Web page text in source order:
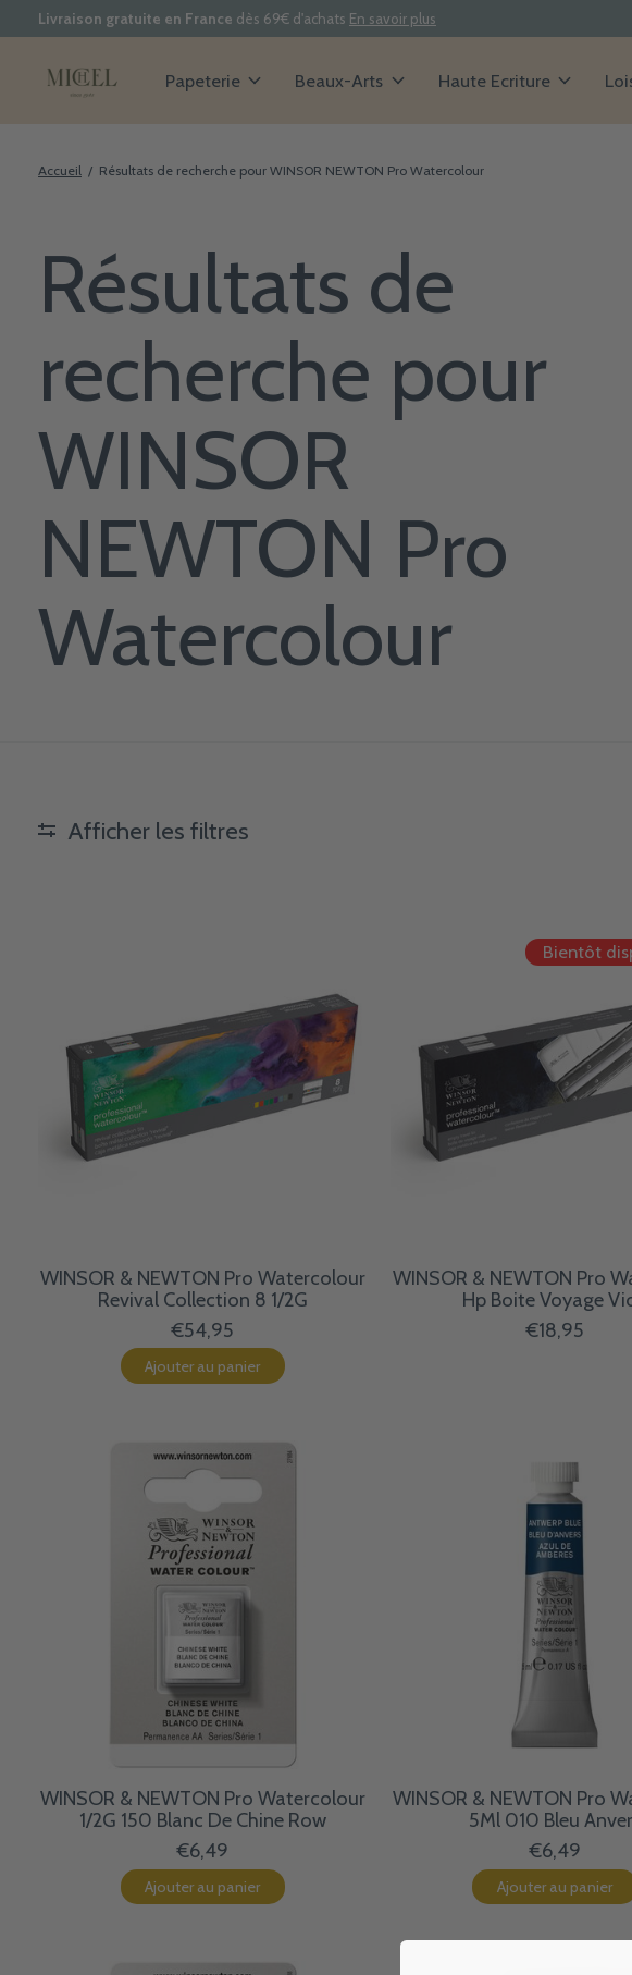
Livraison gratuite en France dès 69€ d'achats En savoir plus
Papeterie Beaux-Arts Haute Ecriture
Accueil / Résultats de recherche pour WINSOR NEWTON Pro Watercolour
Résultats de
recherche pour
WINSOR
NEWTON Pro
Watercolour
Afficher les filtres
WINSOR & NEWTON Pro Watercolour
Revival Collection 8 1/2G
€54,95
Ajouter au panier
Bientôt
WINSOR & NEWTON Pro
Hp Boite Voyage
€18,95
WINSOR & NEWTON Pro Watercolour
1/2G 150 Blanc De Chine Row
€6,49
Ajouter au panier
WINSOR & NEWTON Pro
5Ml 010 Bleu
€6,49
Ajouter au panier